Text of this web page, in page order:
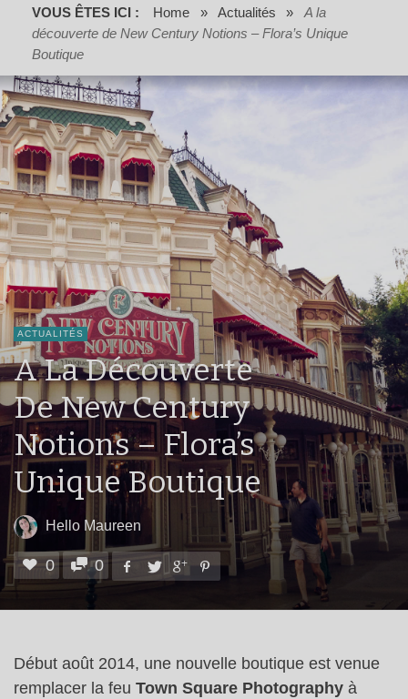
VOUS ÊTES ICI : Home » Actualités »
A la
découverte de New Century Notions – Flora’s Unique
Boutique
ACTUALITÉS
A La Découverte
De New Century
Notions – Flora’s
Unique Boutique
Hello Maureen
0 0
Début août 2014, une nouvelle boutique est venue
remplacer la feu Town Square Photography à